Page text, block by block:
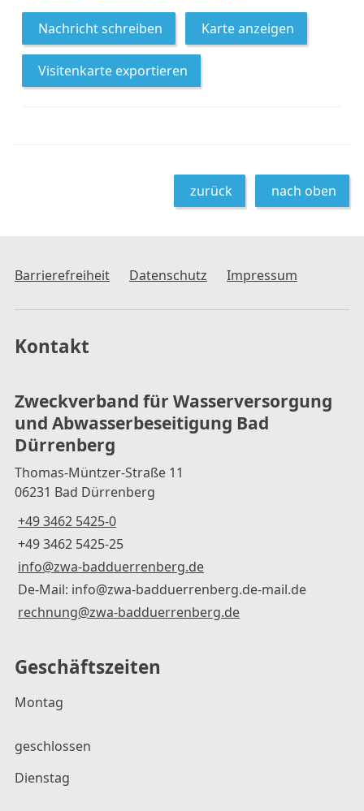
Nachricht schreiben Karte anzeigen
Visitenkarte exportieren
zurück nach oben
Barrierefreiheit Datenschutz Impressum
Kontakt
Zweckverband für Wasserversorgung
und Abwasserbeseitigung Bad
Dürrenberg
Thomas-Müntzer-Straße 11
06231 Bad Dürrenberg
+49 3462 5425-0
+49 3462 5425-25
info@zwa-badduerrenberg.de
De-Mail: info@zwa-badduerrenberg.de-mail.de
rechnung@zwa-badduerrenberg.de
Geschäftszeiten
Montag
geschlossen
Dienstag